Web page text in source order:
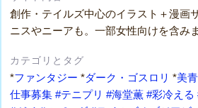
創作・テイルズ中心のイラスト＋漫画
ニスやニーアも。一部女性向けを含みま
カテゴリとタグ
*ファンタジー *ダーク・ゴスロリ *美
仕事募集 #テニプリ #海堂薫 #彩冷える